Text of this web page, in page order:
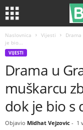
Naslovnica Vijesti
je bio...
VIJESTI
Drama u
muškarcu
dok je bio s
Objavio Midhat Vejzovic - 1